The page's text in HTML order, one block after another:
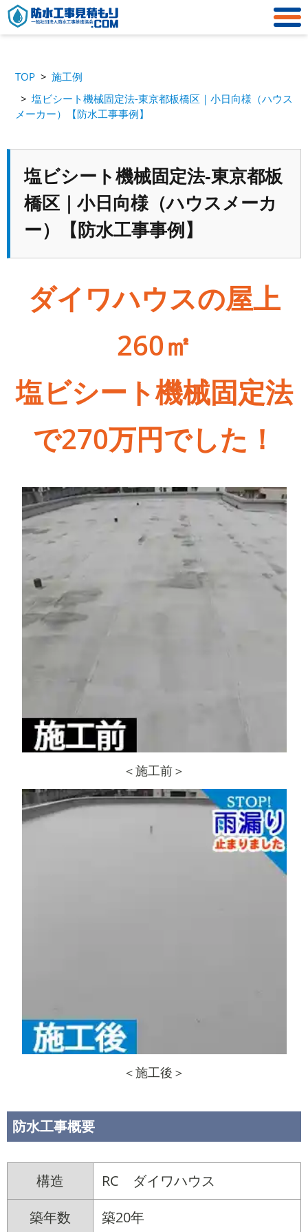
TOP
施工例
塩ビシート機械固定法-東京都板橋区｜小日向様（ハウス
メーカー）【防水工事事例】
塩ビシート機械固定法-東京都板
橋区｜小日向様（ハウスメーカ
ー）【防水工事事例】
ダイワハウスの屋上
260㎡
塩ビシート機械固定法
で270万円でした！
＜施工前＞
＜施工後＞
防水工事概要
構造
RC ダイワハウス
築年数
築20年